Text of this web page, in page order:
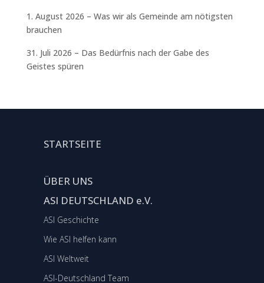
1. August 2026 – Was wir als Gemeinde am nötigsten
brauchen
31. Juli 2026 – Das Bedürfnis nach der Gabe des
Geistes spüren
STARTSEITE
ÜBER UNS
ASI DEUTSCHLAND e.V.
ASI Geschichte
Wie ASI helfen kann
ASI Weltweit
ASI-Deutschland Team